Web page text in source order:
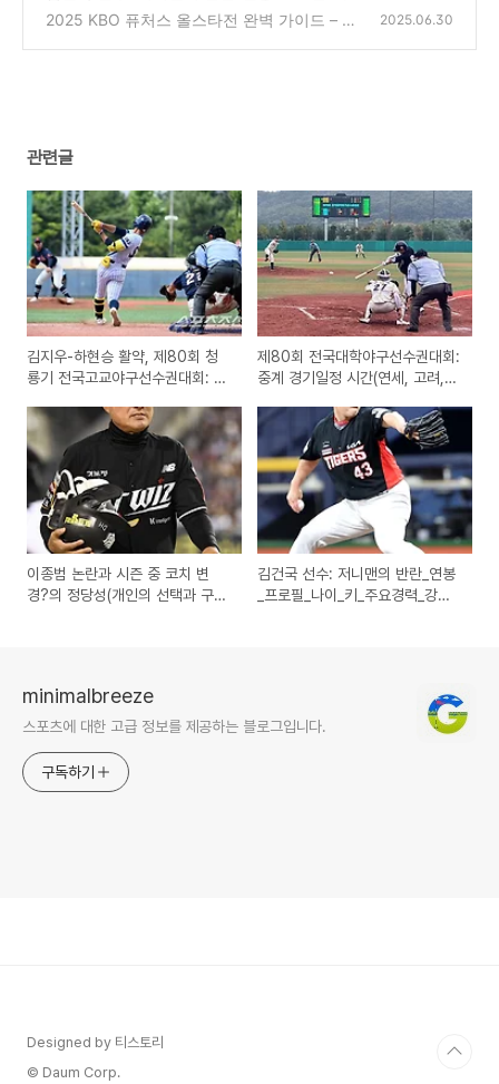
_키_주요경력_강점_가족_미래(기아, 롯데, KT,
2025 KBO 퓨처스 올스타전 완벽 가이드 – 일
2025.06.30
관련글
김지우-하현승 활약, 제80회 청
룡기 전국고교야구선수권대회: 시
훔치다)
제80회 전국대학야구선수권대회:
중계 경기일정 시간(연세, 고려,
대학 등 경합)
이종범 논란과 시즌 중 코치 변
경?의 정당성(개인의 선택과 구단
김건국 선수: 저니맨의 반란_연봉
_프로필_나이_키_주요경력_강점_
minimalbreeze
스포츠에 대한 고급 정보를 제공하는 블로그입니다.
구독하기
Designed by 티스토리
© Daum Corp.